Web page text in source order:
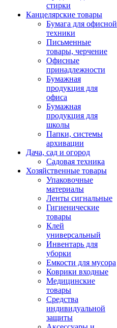
стирки
Канцелярские товары
Бумага для офисной
техники
Письменные
товары, черчение
Офисные
принадлежности
Бумажная
продукция для
офиса
Бумажная
продукция для
школы
Папки, системы
архивации
Дача, сад и огород
Садовая техника
Хозяйственные товары
Упаковочные
материалы
Ленты сигнальные
Гигиенические
товары
Клей
универсальный
Инвентарь для
уборки
Емкости для мусора
Коврики входные
Медицинские
товары
Средства
индивидуальной
защиты